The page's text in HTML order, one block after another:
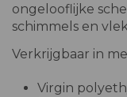
ongelooflijke
schimmels en
Verkrijgbaar in
Virgin